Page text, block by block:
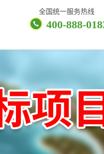
全国统一服务热线
400-888-